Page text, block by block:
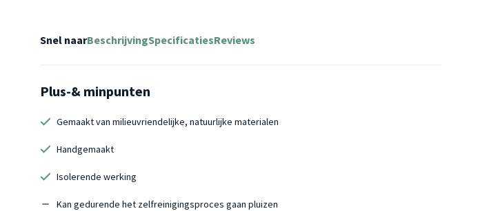
Snel naarBeschrijvingSpecificatiesReviews
Plus-& minpunten
Gemaakt van milieuvriendelijke, natuurlijke materialen
Handgemaakt
Isolerende werking
Kan gedurende het zelfreinigingsproces gaan pluizen